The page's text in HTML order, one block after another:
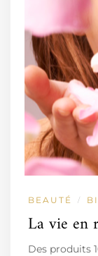
BEAUTÉ /
La vie en
Des produits